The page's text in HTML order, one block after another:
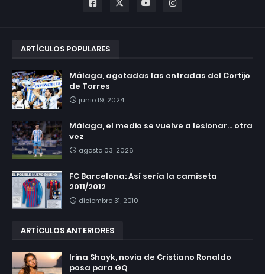
ARTÍCULOS POPULARES
Málaga, agotadas las entradas del Cortijo
de Torres
junio 19, 2024
Málaga, el medio se vuelve a lesionar... otra
vez
agosto 03, 2026
FC Barcelona: Así sería la camiseta
2011/2012
diciembre 31, 2010
ARTÍCULOS ANTERIORES
Irina Shayk, novia de Cristiano Ronaldo
posa para GQ